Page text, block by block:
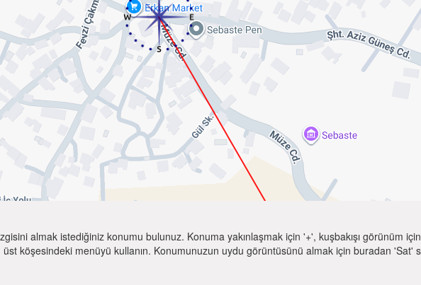
almak istediğiniz konumu bulunuz. Konuma yakınlaşmak için '+', kuşbakışı görünüm için
köşesindeki menüyü kullanın. Konumunuzun uydu görüntüsünü almak için buradan 'Sat'